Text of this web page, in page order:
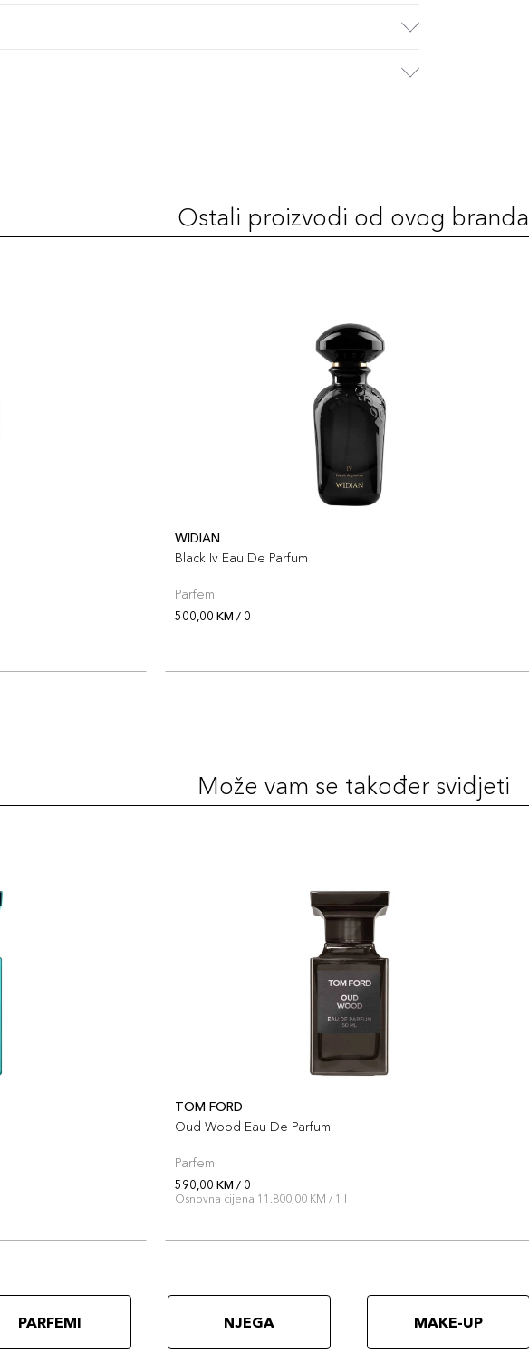
Ostali proizvodi od ovog branda
WIDIAN
Black Iv Eau De Parfum
Parfem
500,00 KM / 0
Može vam se također svidjeti
TOM FORD
Oud Wood Eau De Parfum
Parfem
590,00 KM / 0
Osnovna cijena 11.800,00 KM / 1 l
PARFEMI NJEGA MAKE-UP